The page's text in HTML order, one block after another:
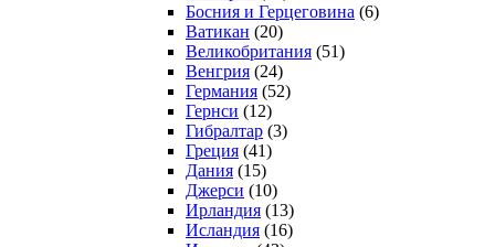
Босния и Герцеговина (6)
Ватикан (20)
Великобритания (51)
Венгрия (24)
Германия (52)
Гернси (12)
Гибралтар (3)
Греция (41)
Дания (15)
Джерси (10)
Ирландия (13)
Исландия (16)